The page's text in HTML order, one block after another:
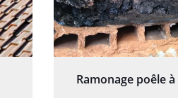
Ramonage poêle